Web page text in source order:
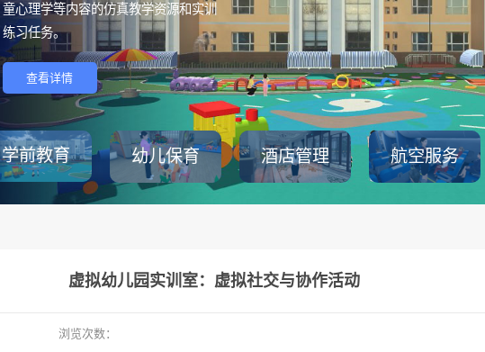
童心理学等内容的仿真教学资源和实训
练习任务。
查看详情
学前教育 幼儿保育 酒店管理 航空服务
虚拟幼儿园实训室：虚拟社交与协作活动
浏览次数：